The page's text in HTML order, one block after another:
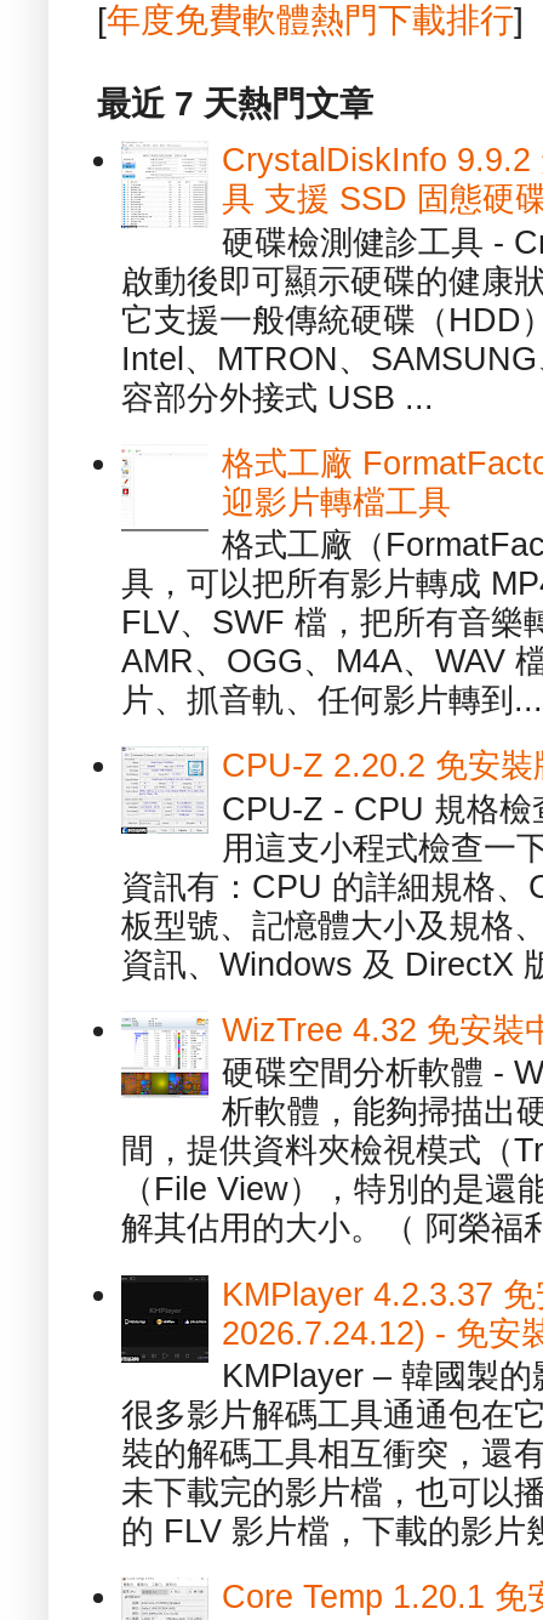
[年度免費軟體熱門下載排行]
最近 7 天熱門文章
CrystalDiskInfo 9.9.2
具 支援 SSD 固態硬
硬碟檢測健診工具 -
啟動後即可顯示硬碟的健康
它支援一般傳統硬碟（HDD
Intel、MTRON、
容部分外接式 USB ...
格式工廠
迎影片轉檔工具
格式工廠（
具，可以把所有影片轉成
FLV、SWF 檔，把所有音樂
AMR、OGG、M4A、WAV
片、抓音軌、任何影片轉到...
CPU-Z 2.20.2 免安
CPU-Z - CPU 規格
用這支小程式檢查一
資訊有：CPU 的詳細規格
板型號、記憶體大小及規格
資訊、Windows 及 DirectX
WizTree 4.32 免安裝
硬碟空間分析軟體 -
析軟體，能夠掃描出
間，提供資料夾檢視模式（
（File View），特別的是還
解其佔用的大小。（ 阿榮福
KMPlayer 4.2.3.37
2026.7.24.12) - 免安
KMPlayer – 韓國製
很多影片解碼工具通通包在
裝的解碼工具相互衝突，還
未下載完的影片檔，也可以
的 FLV 影片檔，下載的影片
Core Temp 1.20.1 免